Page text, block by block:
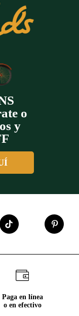
o
y
Paga en línea
o en efectivo